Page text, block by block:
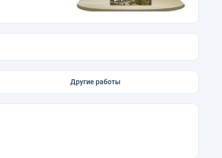
Другие работы